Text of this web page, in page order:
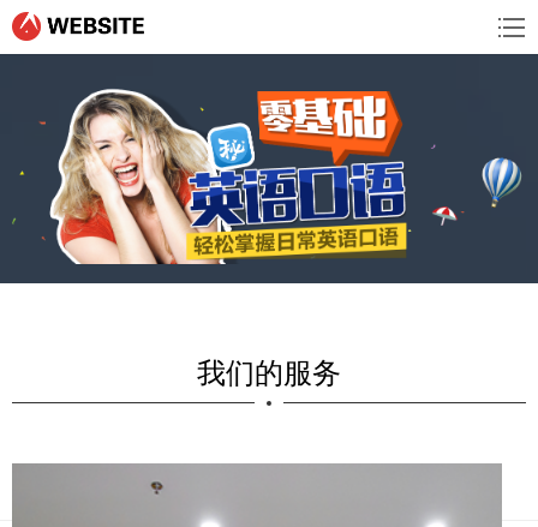
我们的服务